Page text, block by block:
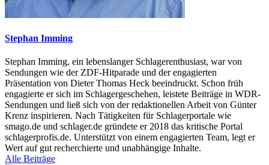
Stephan Imming
Stephan Imming, ein lebenslanger Schlagerenthusiast, war von
Sendungen wie der ZDF-Hitparade und der engagierten
Präsentation von Dieter Thomas Heck beeindruckt. Schon früh
engagierte er sich im Schlagergeschehen, leistete Beiträge in WDR-
Sendungen und ließ sich von der redaktionellen Arbeit von Günter
Krenz inspirieren. Nach Tätigkeiten für Schlagerportale wie
smago.de und schlager.de gründete er 2018 das kritische Portal
schlagerprofis.de. Unterstützt von einem engagierten Team, legt er
Wert auf gut recherchierte und unabhängige Inhalte.
Alle Beiträge